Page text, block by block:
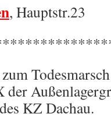
, Hauptstr.23
der
KZ Dachau.